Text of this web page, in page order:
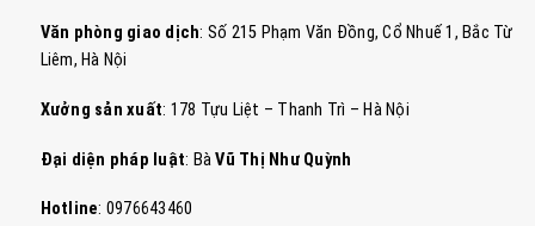
Văn phòng giao dịch: Số 215 Phạm Văn Đồng, Cổ Nhuế 1, Bắc Từ
Liêm, Hà Nội
Xưởng sản xuất: 178 Tựu Liệt – Thanh Trì – Hà Nội
Đại diện pháp luật: BàVũ Thị Như Quỳnh
Hotline: 0976643460